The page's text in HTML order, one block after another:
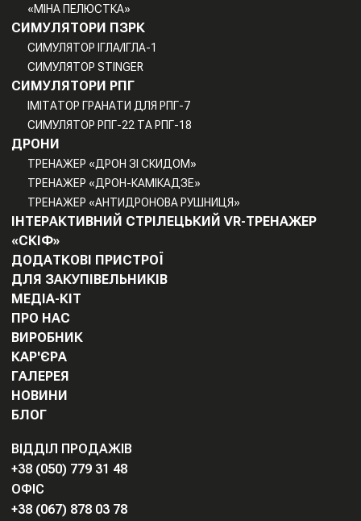
«МІНА ПЕЛЮСТКА»
СИМУЛЯТОРИ ПЗРК
СИМУЛЯТОР ІГЛА/ІГЛА-1
СИМУЛЯТОР STINGER
СИМУЛЯТОРИ РПГ
ІМІТАТОР ГРАНАТИ ДЛЯ РПГ-7
СИМУЛЯТОР РПГ-22 ТА РПГ-18
ДРОНИ
ТРЕНАЖЕР «ДРОН ЗІ СКИДОМ»
ТРЕНАЖЕР «ДРОН-КАМІКАДЗЕ»
ТРЕНАЖЕР «АНТИДРОНОВА РУШНИЦЯ»
ІНТЕРАКТИВНИЙ СТРІЛЕЦЬКИЙ VR-ТРЕНАЖЕР
«СКІФ»
ДОДАТКОВІ ПРИСТРОЇ
ДЛЯ ЗАКУПІВЕЛЬНИКІВ
МЕДІА-КІТ
ПРО НАС
ВИРОБНИК
КАР'ЄРА
ГАЛЕРЕЯ
НОВИНИ
БЛОГ
ВІДДІЛ ПРОДАЖІВ
+38 (050) 779 31 48
ОФІС
+38 (067) 878 03 78